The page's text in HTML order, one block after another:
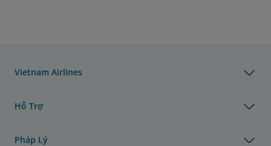
Vietnam Airlines
Hỗ Trợ
Pháp Lý